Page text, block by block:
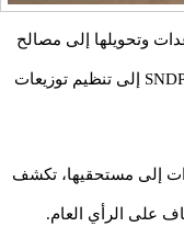
وتحويلها إلى مصالح
فاسدة، تلجأ الشركة الوطنية لتوزيع الأسماك SNDP إلى تنظيم توزيعات
إلى مستحقيها، تكشف
على الرأي العام.